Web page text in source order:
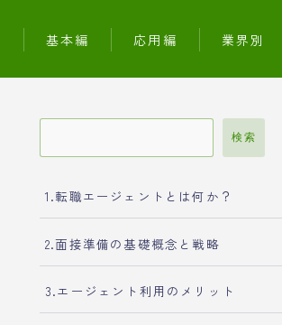
基本編 応用編 業界別
検索
1.転職エージェントとは何か？
2.面接準備の基礎概念と戦略
3.エージェント利用のメリット